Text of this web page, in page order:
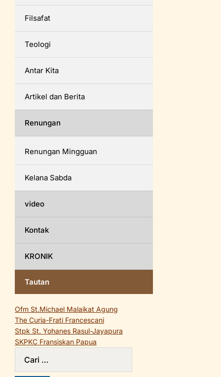
Filsafat
Teologi
Antar Kita
Artikel dan Berita
Renungan
Renungan Mingguan
Kelana Sabda
video
Kontak
KRONIK
Tautan
Ofm St.Michael Malaikat Agung
The Curia-Frati Francescani
Stpk St. Yohanes Rasul-Jayapura
SKPKC Fransiskan Papua